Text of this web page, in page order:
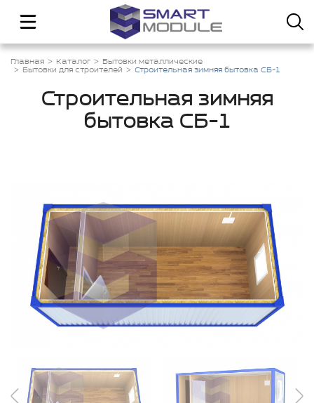
Главная Каталог
Бытовки металлические
Бытовки для строителей
Строительная зимняя бытовка СБ-1
Строительная зимняя
бытовка СБ-1